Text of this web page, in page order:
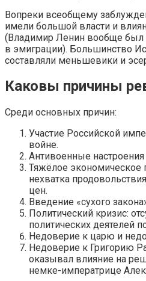
Вопреки всеобщему
имели большой власти и
(Владимир Ленин вообще
в эмиграции). Большинство
составляли меньшевики и
Каковы причины
Среди основных причин:
Участие Российской
войне.
Антивоенные
Тяжёлое экономическое
нехватка
цен.
Введение «сухого
Политический кризис:
политических деятелей
Недоверие к царю и
Недоверие к Григорию
оказывал влияние на
немке-императрице